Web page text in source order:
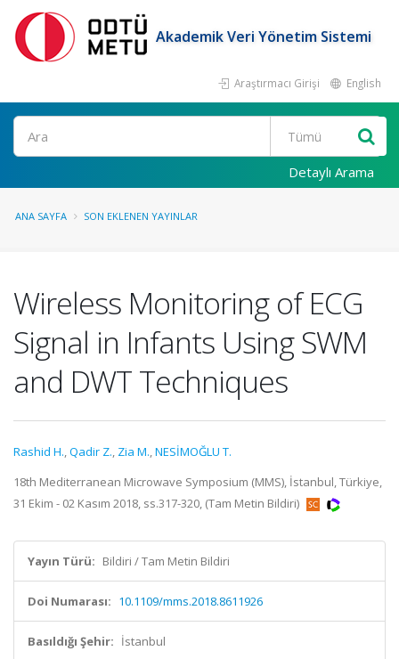
Akademik Veri Yönetim Sistemi
Araştırmacı Girişi English
Ara
Detaylı Arama
ANA SAYFA SON EKLENEN YAYINLAR
Wireless Monitoring of ECG
Signal in Infants Using SWM
and DWT Techniques
Rashid H.,Qadir Z., Zia M.,NESİMOĞLU T.
18th Mediterranean Microwave Symposium (MMS), İstanbul, Türkiye,
31 Ekim - 02 Kasım 2018, ss.317-320, (Tam Metin Bildiri)
Yayın Türü: Bildiri / Tam Metin Bildiri
Doi Numarası: 10.1109/mms.2018.8611926
Basıldığı Şehir: İstanbul